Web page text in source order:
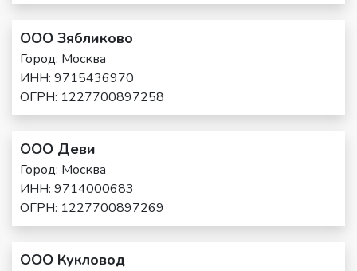
ООО Зябликово
Город: Москва
ИНН: 9715436970
ОГРН: 1227700897258
ООО Деви
Город: Москва
ИНН: 9714000683
ОГРН: 1227700897269
ООО Кукловод